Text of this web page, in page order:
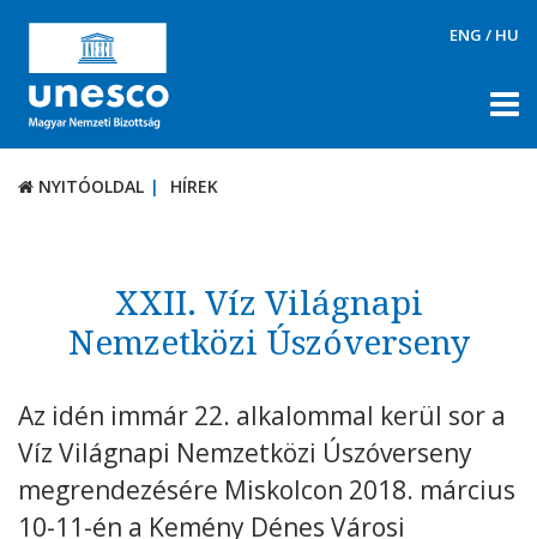
ENG / HU
NYITÓOLDAL HÍREK
DOKUMENTUMTÁR
KAPCSOLAT
NYITÓOLDAL HÍREK
XXII. Víz Világnapi
Nemzetközi Úszóverseny
Az idén immár 22. alkalommal kerül sor a
Víz Világnapi Nemzetközi Úszóverseny
megrendezésére Miskolcon 2018. március
10-11-én a Kemény Dénes Városi